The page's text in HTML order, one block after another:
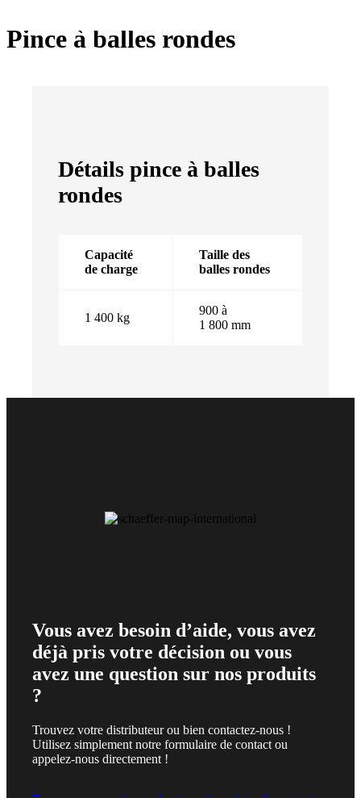
Pince à balles rondes
Détails pince à balles
rondes
Capacité
de charge
Taille des
balles rondes
1 400 kg
900 à
1 800 mm
Vous avez besoin d’aide, vous avez
déjà pris votre décision ou vous
avez une question sur nos produits
?
Trouvez votre distributeur ou bien contactez-nous !
Utilisez simplement notre formulaire de contact ou
appelez-nous directement !